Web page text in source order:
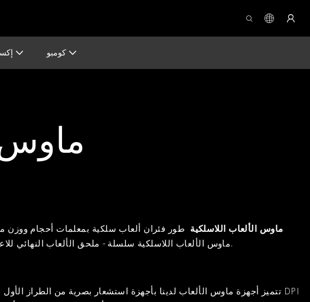
كومبو
ماوس
ماوس الألعاب اللاسلكية
طور فئران ألعاب سلكية بمعلمات أحجام ووزن
ماوس الألعاب اللاسلكيةسلسلة - ملحق الألعاب النهائي للاعبين ذوي الخبرة والمبتدئين على حد سواء. صُممت فأرة الألعاب هذه للسرعة والدقة والدقة ، وستحدث ثورة في طريقة لعبك.